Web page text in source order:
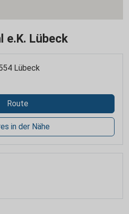
e.K. Lübeck
Lübeck
Route
in der Nähe